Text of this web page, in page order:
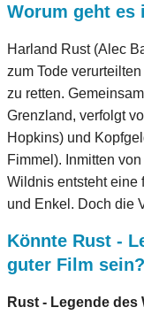
Worum geht es
Harland Rust (Alec
zum Tode
zu retten.
Grenzland, verfolgt
Hopkins) und
Fimmel). Inmitten
Wildnis entsteht eine
und Enkel. Doch die
Könnte Rust -
guter Film sein?
Rust - Legende des